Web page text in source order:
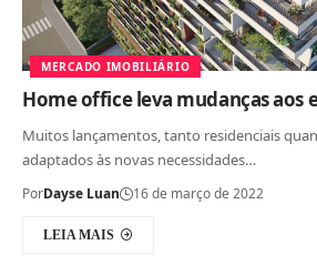
MERCADO IMOBILIÁRIO
Home office leva mudanças aos
Muitos lançamentos, tanto residenciais
adaptados às novas necessidades…
PorDayse Luan 16 de março de 2022
LEIA MAIS